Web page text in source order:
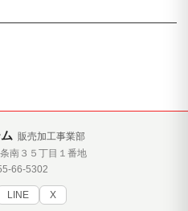
販売加工事業部
南３５丁目１番地
66-5302
LINE X